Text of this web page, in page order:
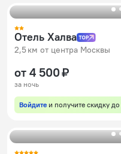
Отель Халва
2,5 км от центра Москвы
от 4 500 ₽
за ночь
Войдите и получите скидку до